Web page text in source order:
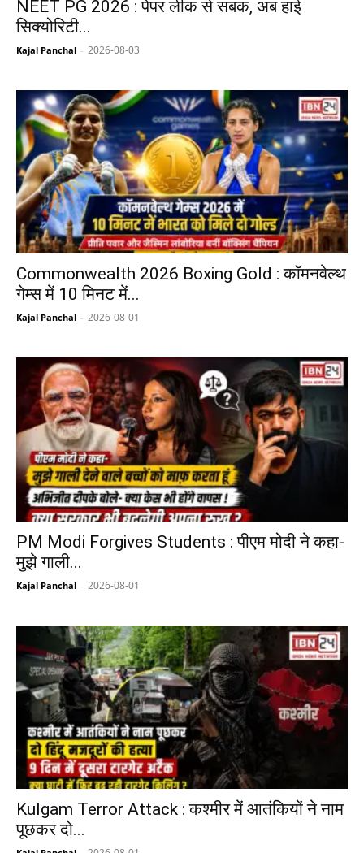
NEET PG 2026 : पेपर लीक से सबक, अब हाई
सिक्योरिटी...
Kajal Panchal - 2026-08-03
Commonwealth 2026 Boxing Gold : कॉमनवेल्थ
गेम्स में 10 मिनट में...
Kajal Panchal - 2026-08-01
PM Modi Forgives Students : पीएम मोदी ने कहा-
मुझे गाली...
Kajal Panchal - 2026-08-01
Kulgam Terror Attack : कश्मीर में आतंकियों ने नाम
पूछकर दो...